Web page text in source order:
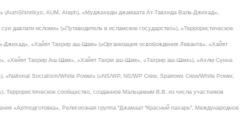
(AumShinrikyo, AUM, Aleph), «Муджахеды джамаата Ат-Тавхида Валь-Джихад»,
давлати исломи» («Путеводитель в исламское государство»), «Террористическое
Джихад», «Хайят Тахрир аш-Шам» («Организация освобождения Леванта», «Хайят
«Хейят Тахрир Аш-Шам», «Хайят Тахри аш-Шам», «Тахрир аш-Шам»), «Ахлю Сунна
«National Socialism/White Power» («NS/WP, NS/WP Crew, Sparrows Crew/White Power,
Террористическое сообщество, созданное Мальцевым В.В. из числа участников
«Артподготовка», Религиозная группа “Джамаат “Красный пахарь”, Международное